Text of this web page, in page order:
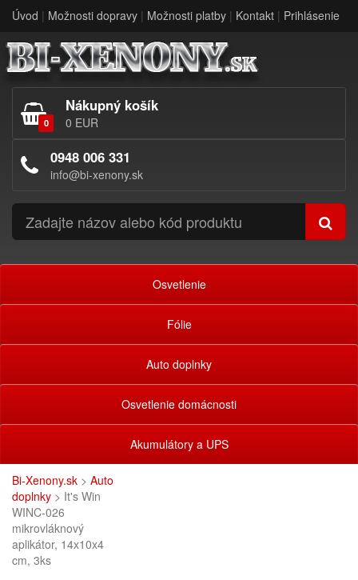
Úvod | Možnosti dopravy | Možnosti platby | Kontakt | Prihlásenie
0
Nákupný košík
0 EUR
0948 006 331
info@bi-xenony.sk
Osvetlenie
Fólie
Auto doplnky
Osvetlenie domácnosti
Akumulátory a UPS
Bi-Xenony.sk > Auto
doplnky > It's Win
WINC-026
mikrovláknový
aplikátor, 14x10x4
cm, 3ks